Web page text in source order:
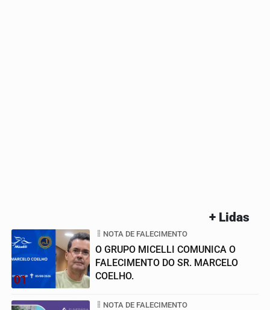
+ Lidas
01
NOTA DE FALECIMENTO
O GRUPO MICELLI COMUNICA O
FALECIMENTO DO SR. MARCELO
COELHO.
NOTA DE FALECIMENTO